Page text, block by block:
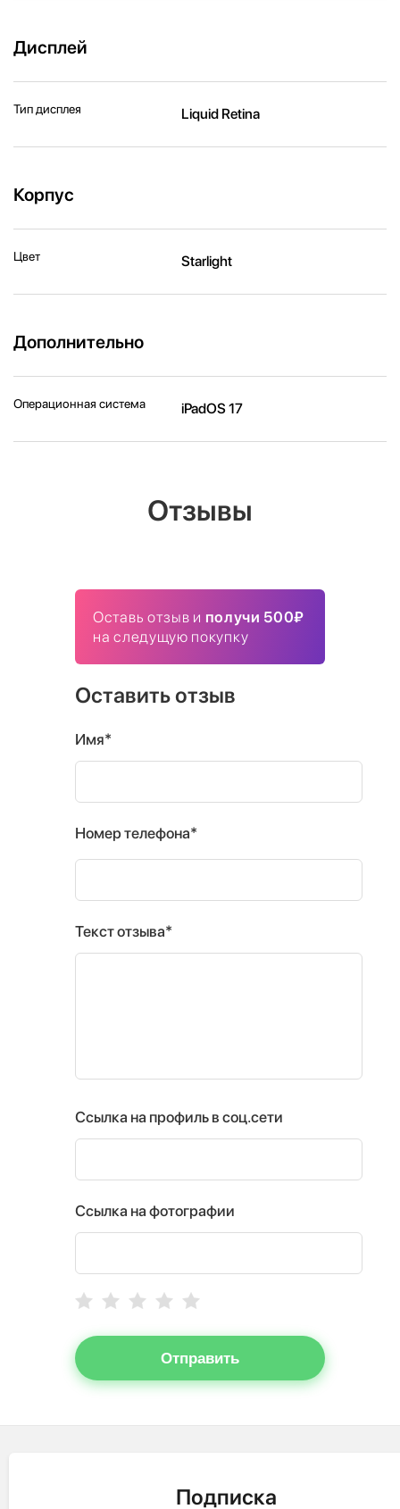
Дисплей
Тип дисплея Liquid Retina
Корпус
Цвет Starlight
Дополнительно
Операционная система iPadOS 17
Отзывы
Оставь отзыв и получи 500₽
на следущую покупку
Оставить отзыв
Имя*
Номер телефона*
Текст отзыва*
Ссылка на профиль в соц.сети
Ссылка на фотографии
Отправить
Подписка